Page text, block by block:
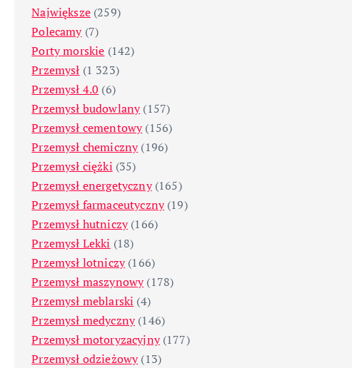
Największe(259)
Polecamy(7)
Porty morskie (142)
Przemysł (1 323)
Przemysł 4.0 (6)
Przemysł budowlany(157)
Przemysł cementowy(156)
Przemysł chemiczny(196)
Przemysł ciężki (35)
Przemysł energetyczny(165)
Przemysł farmaceutyczny(19)
Przemysł hutniczy(166)
Przemysł Lekki (18)
Przemysł lotniczy(166)
Przemysł maszynowy(178)
Przemysł meblarski (4)
Przemysł medyczny(146)
Przemysł motoryzacyjny(177)
Przemysł odzieżowy(13)